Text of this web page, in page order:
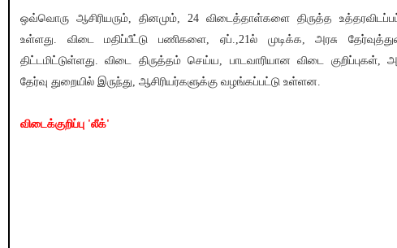
ஒவ்வொரு ஆசிரியரும், தினமும், 24 விடைத்தாள்களை திருத்த
உள்ளது. விடை மதிப்பீட்டு பணிகளை, ஏப்.,21ல் முடிக்க, அரசு
திட்டமிட்டுள்ளது. விடை திருத்தம் செய்ய, பாடவாரியான விடை குறிப்புகள்,
தேர்வு துறையில் இருந்து, ஆசிரியர்களுக்கு வழங்கப்பட்டு உள்ளன.
விடைக்குறிப்பு 'லீக்'